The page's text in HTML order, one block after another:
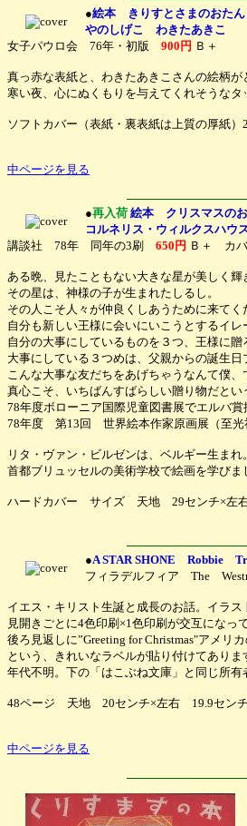
●絵本 きりすとさまのおた
やのしげこ わきたあきこ
女子パウロ会 76年・初版 900円 Ｂ＋
真っ赤な表紙と、わきたあきこさんの絵柄が
寒い夜、心にぬくもりを与えてくれそうなタ
ソフトカバー（表紙・裏表紙は上質の厚
中ページを見る
●再入荷 絵本 クリスマスの
コルネリス・ウィルクスハ
講談社 78年 同年の3刷 650円 Ｂ＋ カ
ある晩、見たこともない大きな星が美しく輝
その星は、神様の子が生まれたしるし。
その人こそ人々が仲良くしあうために来てく
自分も新しい王様に会いにいこうとするイレ
自分の大事にしているものを３つ、王様に贈
大事にしている３つめは、父親からの誕生
こんな大事な友だちをあげちゃうなんて僕、
真心こそ、いちばんすばらしい贈り物だとい
78年度ボローニア国際児童図書展でエルバ賞
78年度 第13回 世界絵本作家原画展（至光
リタ・ヴァン・ビルゼンは、ベルギー生まれ。
首都ブリュッセルの美術学校で絵画を学び
ハードカバー サイズ 天地 29センチ×左
●A STAR SHONE Robbie
フィラデルフィア The
イエス・キリスト生誕と成長のお話。イラス
見開きごとに4色印刷×1色印刷が交互になっ
後ろ見返しに”Greeting for Christmas"アメリ
という、きれいなラベルが貼り付けてありま
年代不明。下の「はこぶね文庫」と同じ所有
48ページ 天地 20センチ×左右 19.9センチ
中ページを見る